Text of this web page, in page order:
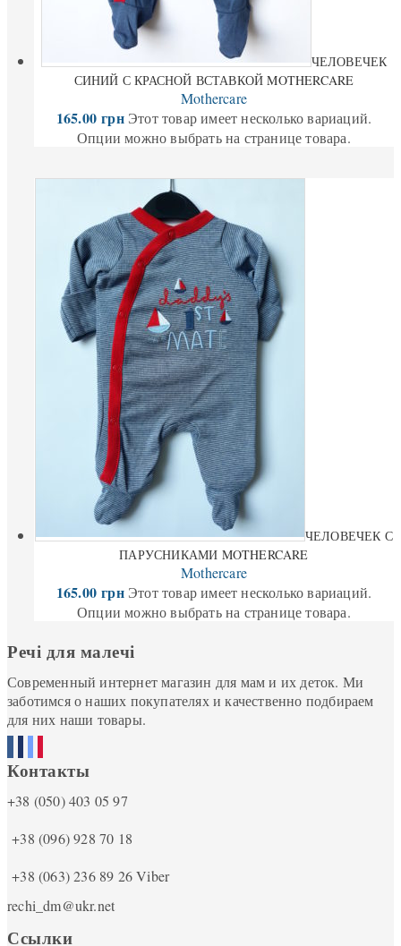
ЧЕЛОВЕЧЕК
СИНИЙ С КРАСНОЙ ВСТАВКОЙ MOTHERCARE
Mothercare
165.00грн Этот товар имеет несколько вариаций.
Опции можно выбрать на странице товара.
ЧЕЛОВЕЧЕК С
ПАРУСНИКАМИ MOTHERCARE
Mothercare
165.00грн Этот товар имеет несколько вариаций.
Опции можно выбрать на странице товара.
Речі для малечі
Современный интернет магазин для мам и их деток. Ми
заботимся о наших покупателях и качественно подбираем
для них наши товары.
Контакты
+38 (050) 403 05 97
+38 (096) 928 70 18
+38 (063) 236 89 26Viber
rechi_dm@ukr.net
Ссылки